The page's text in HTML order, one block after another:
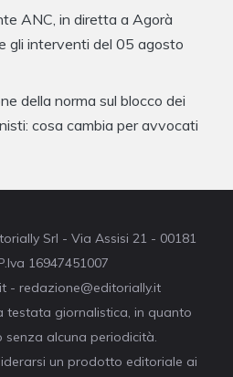
ANC, in diretta a Agorà
gli interventi del 05 agosto
della norma sul blocco dei
cosa cambia per avvocati
Srl - Via Assisi 21 - 00181
16947451007
- redazione@editorially.it
testata giornalistica, in quanto
alcuna periodicità.
un prodotto editoriale ai